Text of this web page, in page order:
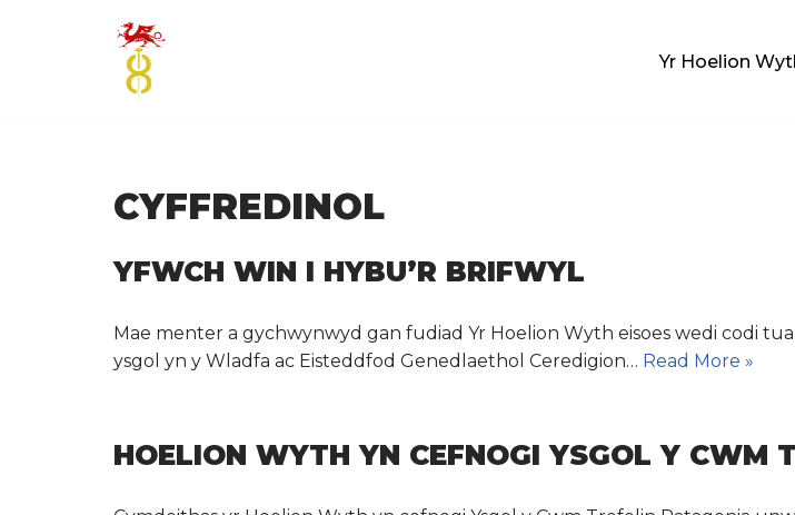
Yr Hoelion
CYFFREDINOL
YFWCH WIN I HYBU’R BRIFWYL
Mae menter a gychwynwyd gan fudiad Yr Hoelion Wyth eisoes wedi codi
ysgol yn y Wladfa ac Eisteddfod Genedlaethol Ceredigion… Read More »
HOELION WYTH YN CEFNOGI YSGOL Y CWM